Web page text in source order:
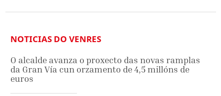
NOTICIAS DO VENRES
O alcalde avanza o proxecto das novas ramplas
da Gran Vía cun orzamento de 4,5 millóns de
euros